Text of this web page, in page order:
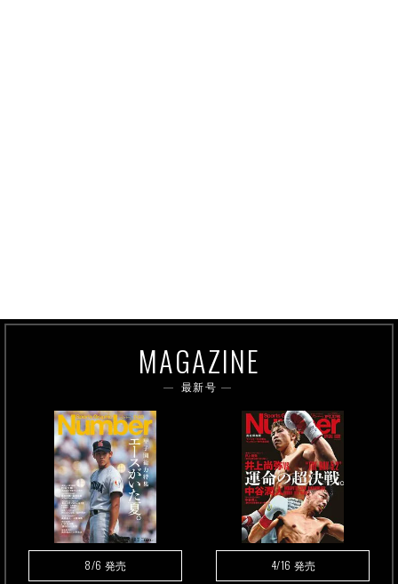
MAGAZINE
最新号
8/6 発売 4/16 発売